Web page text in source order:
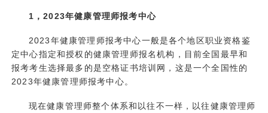
1，2023年健康管理师报考中心
2023年健康管理师报考中心一般是各个地区职业资格鉴
定中心指定和授权的健康管理师报名机构，目前全国最早和
报考考生选择最多的是空格证书培训网，这是一个全国性的
2023年健康管理师报考中心。
现在健康管理师整个体系和以往不一样，以往健康管理师